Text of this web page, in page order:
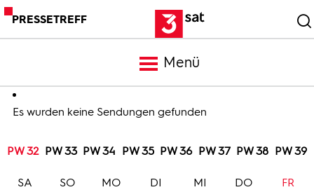
PRESSETREFF
Menü
Meldungen
Programm
Es wurden keine Sendungen gefunden
PW 32 PW 33 PW 34 PW 35 PW 36 PW 37 PW 38 PW 39
SA SO MO DI MI DO FR